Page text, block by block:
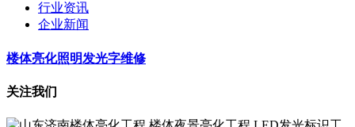
行业资讯
企业新闻
楼体亮化照明发光字维修
关注我们